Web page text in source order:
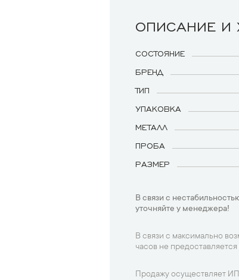
ОПИСАНИЕ И
СОСТОЯНИЕ
БРЕНД
ТИП
УПАКОВКА
МЕТАЛЛ
ПРОБА
РАЗМЕР
В связи с
уточняйте у менеджера!
В связи с максимально
часов не
Продажу осуществляет